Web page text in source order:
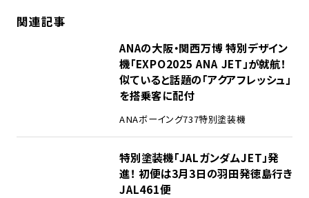
関連記事
ANAの大阪・関西万博 特別デザイン
機「EXPO2025 ANA JET」が就航！
似ていると話題の「アクアフレッシュ」
を搭乗客に配付
ANAボーイング737特別塗装機
特別塗装機「JALガンダムJET」発
進！ 初便は3月3日の羽田発徳島行き
JAL461便